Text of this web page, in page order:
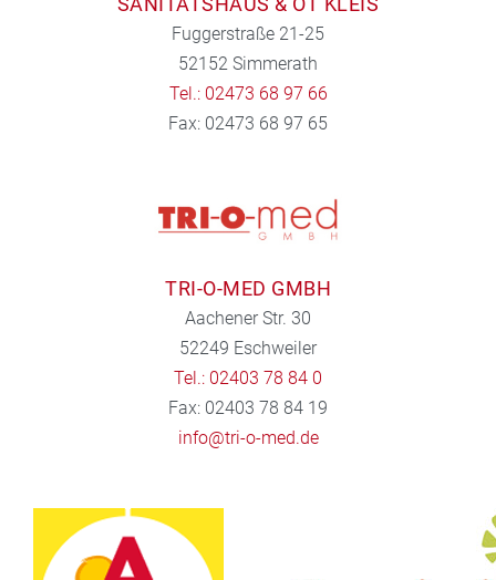
Fuggerstraße 21-25
52152 Simmerath
Tel.: 02473 68 97 66
Fax: 02473 68 97 65
TRI-O-MED GMBH
Aachener Str. 30
52249 Eschweiler
Tel.: 02403 78 84 0
Fax: 02403 78 84 19
info@tri-o-med.de